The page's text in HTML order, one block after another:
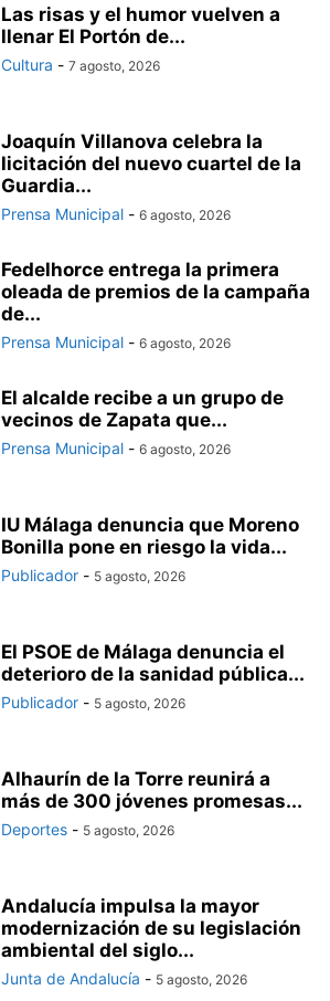
Las risas y el humor vuelven a
llenar El Portón de...
Cultura - 7 agosto, 2026
Joaquín Villanova celebra la
licitación del nuevo cuartel de la
Guardia...
Prensa Municipal - 6 agosto, 2026
Fedelhorce entrega la primera
oleada de premios de la campaña
de...
Prensa Municipal - 6 agosto, 2026
El alcalde recibe a un grupo de
vecinos de Zapata que...
Prensa Municipal - 6 agosto, 2026
IU Málaga denuncia que Moreno
Bonilla pone en riesgo la vida...
Publicador - 5 agosto, 2026
El PSOE de Málaga denuncia el
deterioro de la sanidad pública...
Publicador - 5 agosto, 2026
Alhaurín de la Torre reunirá a
más de 300 jóvenes promesas...
Deportes - 5 agosto, 2026
Andalucía impulsa la mayor
modernización de su legislación
ambiental del siglo...
Junta de Andalucía - 5 agosto, 2026